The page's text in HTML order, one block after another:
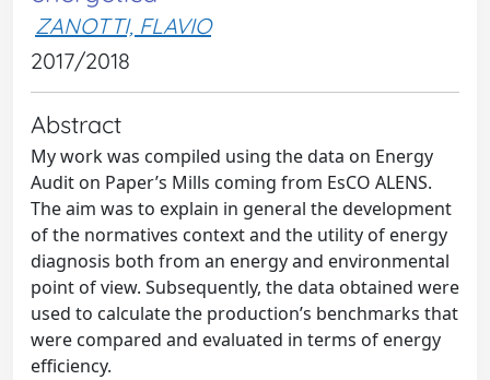
ZANOTTI, FLAVIO
2017/2018
Abstract
My work was compiled using the data on Energy
Audit on Paper’s Mills coming from EsCO ALENS.
The aim was to explain in general the development
of the normatives context and the utility of energy
diagnosis both from an energy and environmental
point of view. Subsequently, the data obtained were
used to calculate the production’s benchmarks that
were compared and evaluated in terms of energy
efficiency.